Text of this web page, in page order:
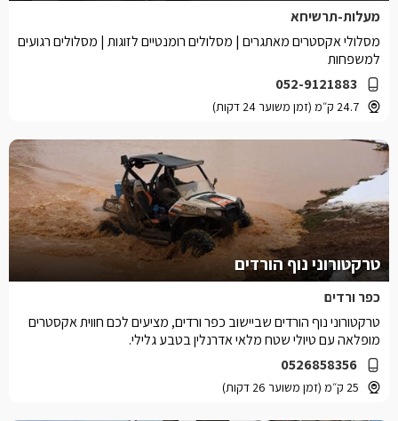
מעלות-תרשיחא
052-9121883
24.7 ק״מ (זמן משוער 24 דקות)
מסלולי אקסטרים מאתגרים | מסלולים רומנטיים לזוגות | מסלולים רגועים
למשפחות
טרקטורוני נוף הורדים
כפר ורדים
0526858356
25 ק״מ (זמן משוער 26 דקות)
טרקטורוני נוף הורדים שביישוב כפר ורדים, מציעים לכם חווית אקסטרים
מופלאה עם טיולי שטח מלאי אדרנלין בטבע גלילי.